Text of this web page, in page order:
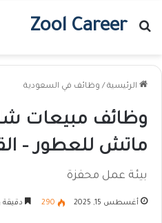
Zool Career
بحث عن
الرئيسية / وظائف في السعودية
وظائف مبيعات
ماتش للعطور –
بيئة عمل محفزة
أغسطس 15, 2025 290 دقيقة